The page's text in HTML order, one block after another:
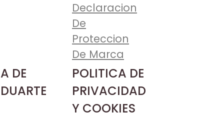
Declaracion
De
Proteccion
De Marca
DE
POLITICA DE
PRIVACIDAD
Y COOKIES